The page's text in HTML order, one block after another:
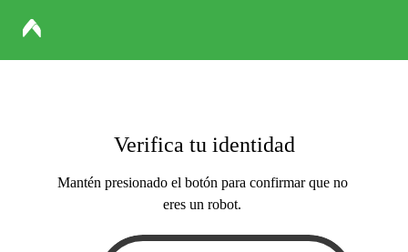
Verifica tu identidad
Mantén presionado el botón para confirmar que no
eres un robot.